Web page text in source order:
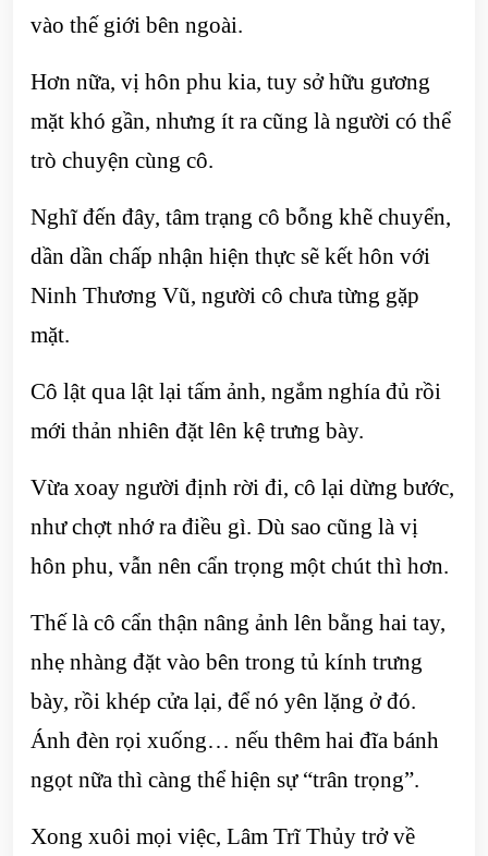
vào thế giới bên ngoài.
Hơn nữa, vị hôn phu kia, tuy sở hữu gương
mặt khó gần, nhưng ít ra cũng là người có thể
trò chuyện cùng cô.
Nghĩ đến đây, tâm trạng cô bỗng khẽ chuyển,
dần dần chấp nhận hiện thực sẽ kết hôn với
Ninh Thương Vũ, người cô chưa từng gặp
mặt.
Cô lật qua lật lại tấm ảnh, ngắm nghía đủ rồi
mới thản nhiên đặt lên kệ trưng bày.
Vừa xoay người định rời đi, cô lại dừng bước,
như chợt nhớ ra điều gì. Dù sao cũng là vị
hôn phu, vẫn nên cẩn trọng một chút thì hơn.
Thế là cô cẩn thận nâng ảnh lên bằng hai tay,
nhẹ nhàng đặt vào bên trong tủ kính trưng
bày, rồi khép cửa lại, để nó yên lặng ở đó.
Ánh đèn rọi xuống… nếu thêm hai đĩa bánh
ngọt nữa thì càng thể hiện sự “trân trọng”.
Xong xuôi mọi việc, Lâm Trĩ Thủy trở về